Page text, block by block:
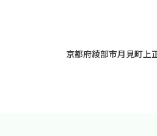
京都府綾部市月見町上